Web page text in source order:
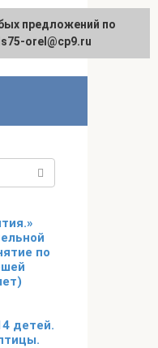
по
детей.
предложений по
orel@cp9.ru